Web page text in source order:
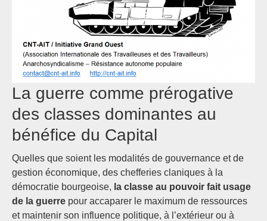
La guerre comme prérogative
des classes dominantes au
bénéfice du Capital
Quelles que soient les modalités de gouvernance et de
gestion économique, des chefferies claniques à la
démocratie bourgeoise, la classe au pouvoir fait usage
de la guerre pour accaparer le maximum de ressources
et maintenir son influence politique, à l’extérieur ou à